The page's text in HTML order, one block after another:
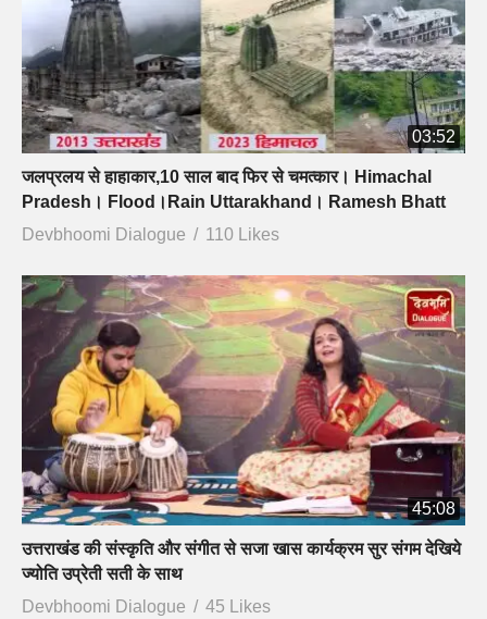
03:52
जलप्रलय से हाहाकार,10 साल बाद फिर से चमत्कार। Himachal
Pradesh। Flood।Rain Uttarakhand। Ramesh Bhatt
Devbhoomi Dialogue
110 Likes
45:08
उत्तराखंड की संस्कृति और संगीत से सजा खास कार्यक्रम सुर संगम देखिये
ज्योति उप्रेती सती के साथ
Devbhoomi Dialogue
45 Likes